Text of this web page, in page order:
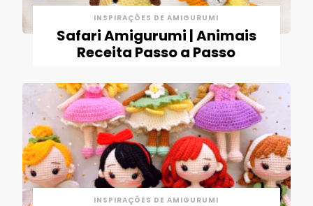
INSPIRAÇÕES DE AMIGURUMI
Safari Amigurumi | Animais
Receita Passo a Passo
INSPIRAÇÕES DE AMIGURUMI